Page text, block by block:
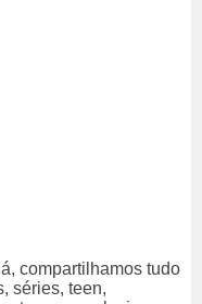
compartilhamos tudo
séries, teen,